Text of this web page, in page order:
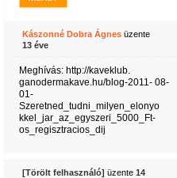
Kászonné Dobra Ágnesüzente
13 éve
Meghívás: http://kaveklub.
ganodermakave.hu/blog-2011- 08-
01-
Szeretned_tudni_milyen_elonyo
kkel_jar_az_egyszeri_5000_Ft-
os_regisztracios_dij
[Törölt felhasználó] üzente 14